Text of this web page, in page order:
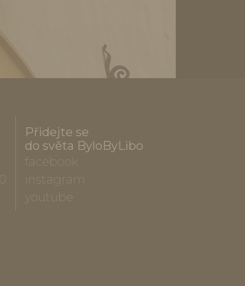
Přidejte se
do světa ByloByLibo
facebook
instagram
youtube